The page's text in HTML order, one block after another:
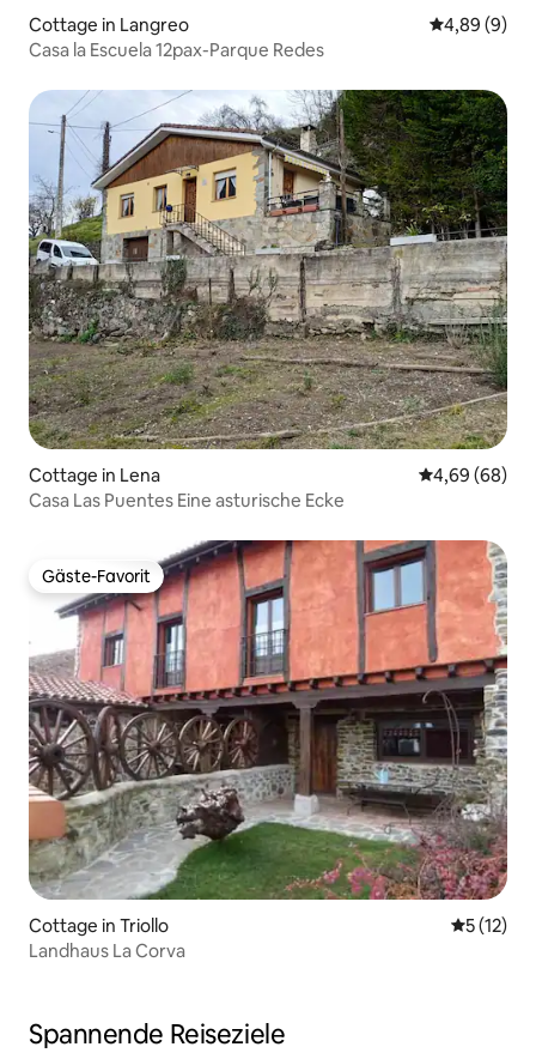
Cottage in Langreo
4,89 (9)
Casa la Escuela 12pax-Parque Redes
Cottage in Lena
4,69 (68)
Casa Las Puentes Eine asturische Ecke
Gäste-Favorit
Gäste-Favorit
Cottage in Triollo
5 (12)
Landhaus La Corva
Spannende Reiseziele